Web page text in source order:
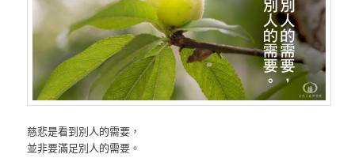
慈悲是看到別人的需要，
並非要滿足別人的需要。